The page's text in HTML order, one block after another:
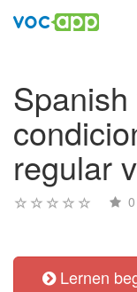
regular
0
Lernen